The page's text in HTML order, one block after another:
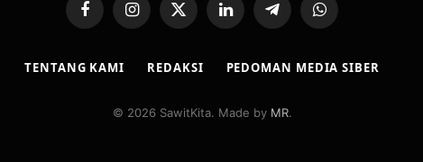
FacebookInstagram
X
LinkedInTelegramWhatsApp
TENTANG KAMI REDAKSI PEDOMAN MEDIA SIBER
© 2026 SawitKita. Made by MR.